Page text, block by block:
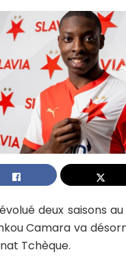
deux saisons
Camara va
Tchèque.